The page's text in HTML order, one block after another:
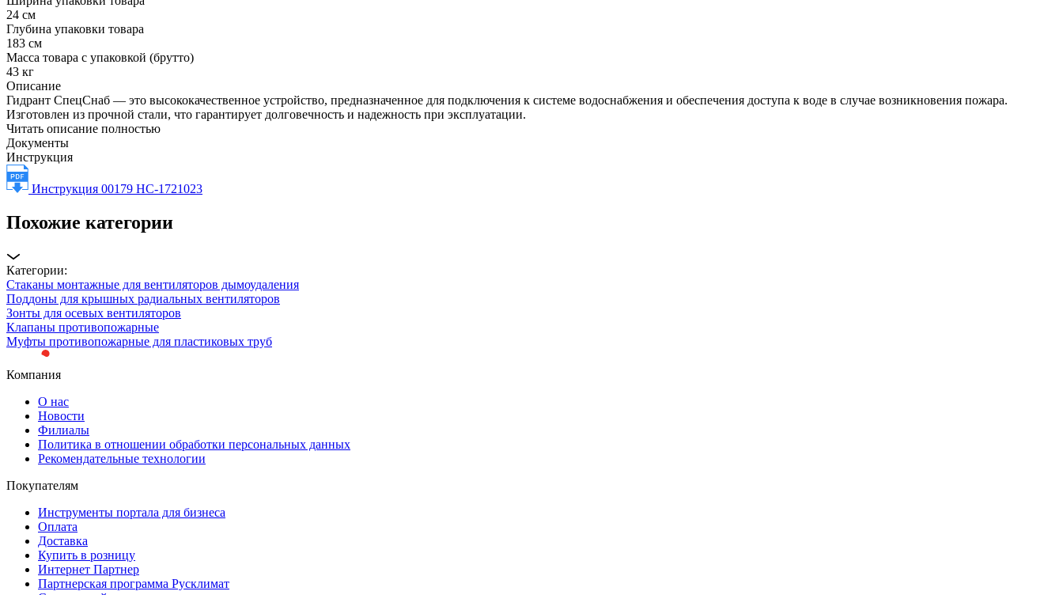
24 см
Глубина упаковки товара
183 см
Масса товара с упаковкой (брутто)
43 кг
Описание
Гидрант СпецСнаб — это высококачественное устройство, предназначенное для подключения к системе водоснабжения и обеспечения доступа к воде в случае возникновения пожара.
Изготовлен из прочной стали, что гарантирует долговечность и надежность при эксплуатации.
Читать описание полностью
Документы
Инструкция
Инструкция 00179 НС-1721023
Похожие категории
Категории:
Стаканы монтажные для вентиляторов дымоудаления
Поддоны для крышных радиальных вентиляторов
Зонты для осевых вентиляторов
Клапаны противопожарные
Муфты противопожарные для пластиковых труб
Компания
О нас
Новости
Филиалы
Политика в отношении обработки персональных данных
Рекомендательные технологии
Покупателям
Инструменты портала для бизнеса
Оплата
Доставка
Купить в розницу
Интернет Партнер
Партнерская программа Русклимат